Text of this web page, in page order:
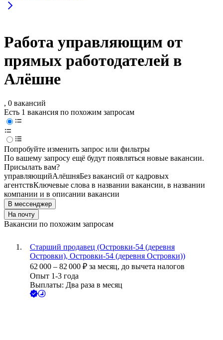
Работа управляющим от
прямых работодателей в
Алёшне
, 0 вакансий
Есть 1 вакансия по похожим запросам
Попробуйте изменить запрос или фильтры
По вашему запросу ещё будут появляться новые вакансии.
Присылать вам?
управляющийАлёшняБез вакансий от кадровых
агентствКлючевые слова в названии вакансии, в названии
компании и в описании вакансии
В мессенджер
На почту
Вакансии по похожим запросам
Старший продавец (Островки-54 (деревня
Островки), Островки-54 (деревня Островки))
62 000 – 82 000 ₽ за месяц, до вычета налогов
Опыт 1-3 года
Выплаты: Два раза в месяц